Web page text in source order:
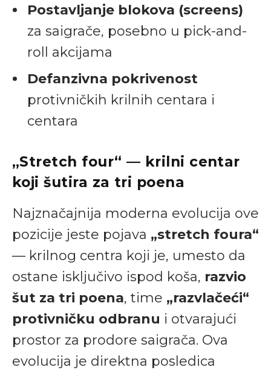
Postavljanje blokova (screens)
za saigrače, posebno u pick-and-
roll akcijama
Defanzivna pokrivenost
protivničkih krilnih centara i
centara
„Stretch four“ — krilni centar
koji šutira za tri poena
Najznačajnija moderna evolucija ove
pozicije jeste pojava „stretch foura“
— krilnog centra koji je, umesto da
ostane isključivo ispod koša, razvio
šut za tri poena, time „razvlačeći“
protivničku odbranu i otvarajući
prostor za prodore saigrača. Ova
evolucija je direktna posledica